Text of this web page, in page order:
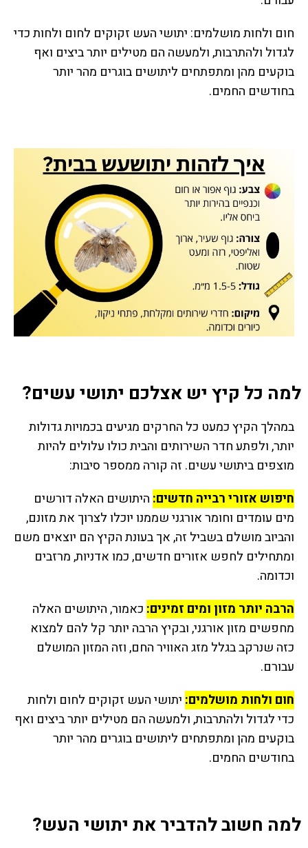
חום ולחות מושלמים: יתושי העש זקוקים לחום ולחות כדי
לגדול ולהתרבות, ולמעשה הם מטילים יותר ביצים ואף
בוקעים מהן ומתפתחים ליתושים בוגרים מהר יותר
בחודשים החמים.
למה כל קיץ יש אצלכם יתושי עשים?
במהלך הקיץ כמעט כל החרקים מגיעים בכמויות גדולות
יותר, ולפתע חדר השירותים והבית כולו עלולים להיות
מוצפים ביתושי עשים. זה קורה ממספר סיבות:
חיפוש אזורי רבייה חדשים: היתושים האלה דורשים
מים עומדים וחומר אורגני שממנו יוכלו לצרוך את מזונם,
והביוב מושלם בשביל זה, אך בעונת הקיץ הם יוצאים משם
ומתחילים לחפש אזורים חדשים, כמו אדניות, מרזבים
וכדומה.
הרבה יותר מזון ומים זמינים: כאמור, היתושים האלה
מחפשים מזון אורגני, ובקיץ הרבה יותר קל להם למצוא
כזה שנרקב בגלל מזג האוויר החם, וזה המזון המושלם
עבורם.
חום ולחות מושלמים: יתושי העש זקוקים לחום ולחות
כדי לגדול ולהתרבות, ולמעשה הם מטילים יותר ביצים ואף
בוקעים מהן ומתפתחים ליתושים בוגרים מהר יותר
בחודשים החמים.
למה חשוב להדביר את יתושי העש?